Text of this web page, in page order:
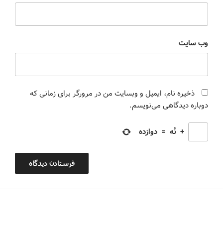
وب‌ سایت
ذخیره نام، ایمیل و وبسایت من در مرورگر برای زمانی که
دوباره دیدگاهی می‌نویسم.
+ نُه = دوازده